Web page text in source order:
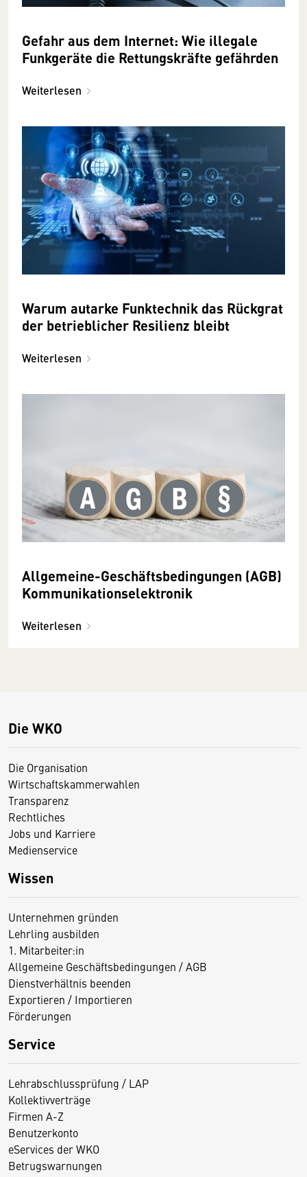
Gefahr aus dem Internet: Wie illegale
Funkgeräte die Rettungskräfte gefährden
Weiterlesen
Warum autarke Funktechnik das Rückgrat
der betrieblicher Resilienz bleibt
Weiterlesen
Allgemeine-Geschäftsbedingungen (AGB)
Kommunikationselektronik
Weiterlesen
Die WKO
Die Organisation
Wirtschaftskammerwahlen
Transparenz
Rechtliches
Jobs und Karriere
Medienservice
Wissen
Unternehmen gründen
Lehrling ausbilden
1. Mitarbeiter:in
Allgemeine Geschäftsbedingungen / AGB
Dienstverhältnis beenden
Exportieren / Importieren
Förderungen
Service
Lehrabschlussprüfung / LAP
Kollektivverträge
Firmen A-Z
Benutzerkonto
eServices der WKO
Betrugswarnungen